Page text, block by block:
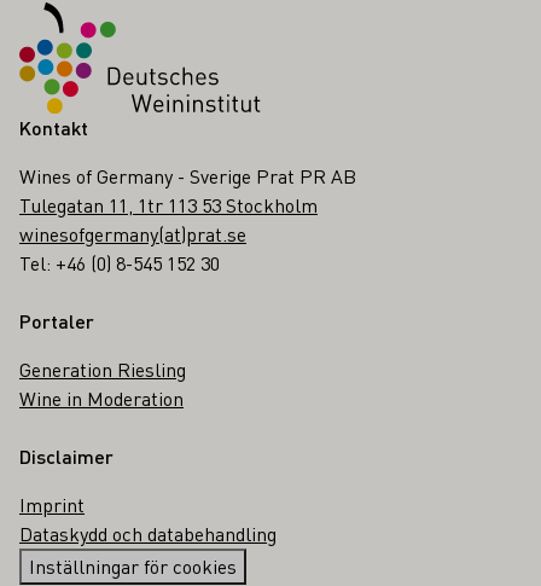
Kontakt
Wines of Germany - Sverige Prat PR AB
Tulegatan 11, 1tr 113 53 Stockholm
winesofgermany(at)prat.se
Tel: +46 (0) 8-545 152 30
Portaler
Generation Riesling
Wine in Moderation
Disclaimer
Imprint
Dataskydd och databehandling
Inställningar för cookies